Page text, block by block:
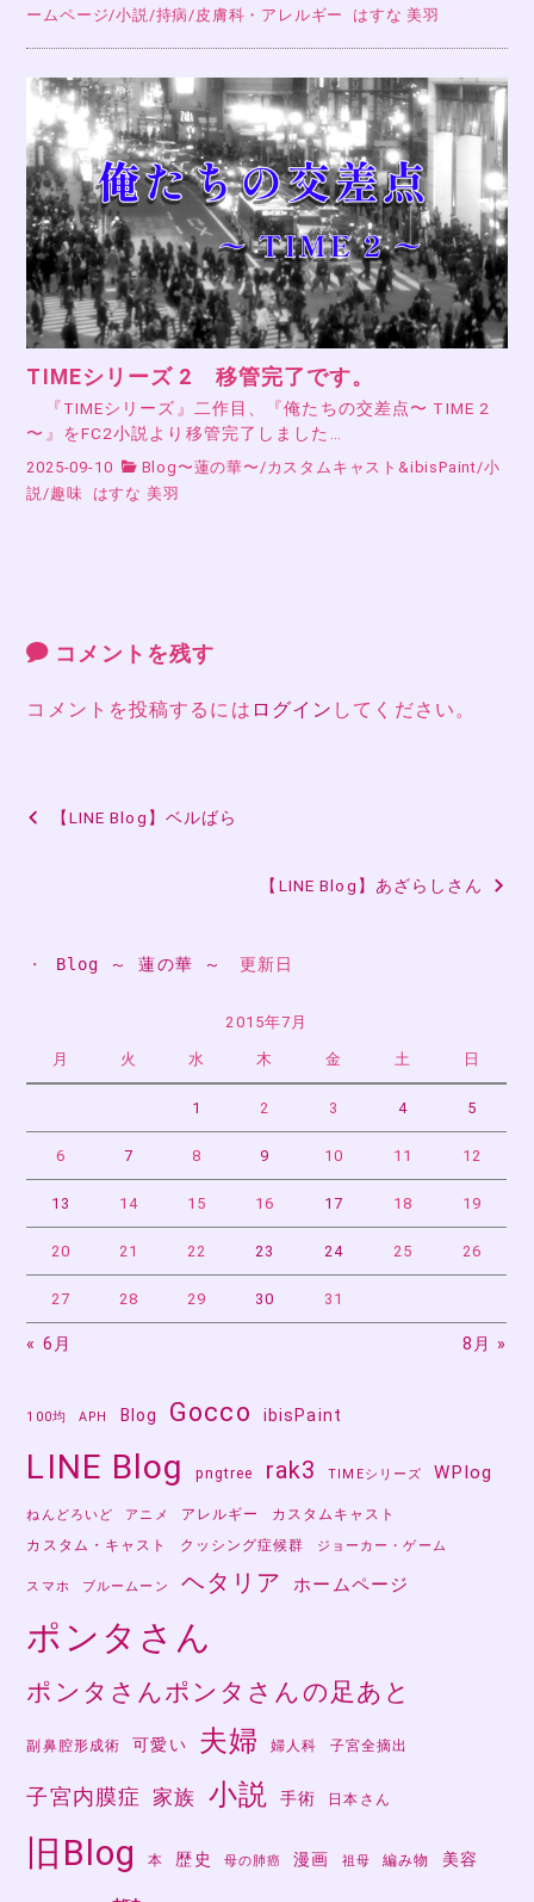
ームページ/小説/持病/皮膚科・アレルギー はすな 美羽
TIMEシリーズ 2 移管完了です。
『TIMEシリーズ』二作目、『俺たちの交差点〜 TIME 2
〜』をFC2小説より移管完了しました…
2025-09-10 Blog〜蓮の華〜 /カスタムキャスト&ibisPaint/小
説 /趣味 はすな 美羽
コメントを残す
コメントを投稿するには ログイン してください。
投
【LINE Blog】ベルばら
【LINE Blog】あざらしさん
・ Blog ～ 蓮の華 ～ 更新日
2015年7月
月 火 水 木 金 土 日
1 2 3 4 5
6 7 8 9 10 11 12
13 14 15 16 17 18 19
20 21 22 23 24 25 26
27 28 29 30 31
« 6月 8月 »
100均 APH Blog Gocco ibisPaint
LINE Blog pngtree rak3 TIMEシリーズ WPlog
ねんどろいど アニメ アレルギー
カスタムキャスト
カスタム・キャスト
クッシング症候群 ジョーカー・ゲーム
スマホ ブルームーン ヘタリア ホームページ
ポンタさん
ポンタさんポンタさんの足あと
副鼻腔形成術 可愛い 夫婦 婦人科 子宮全摘出
子宮内膜症 家族 小説 手術 日本さん
旧Blog 本 歴史 母の肺癌 漫画 祖母 編み物 美容